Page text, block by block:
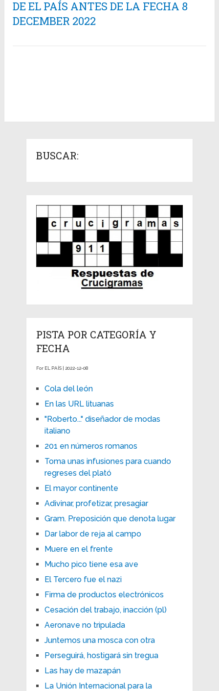
DE EL PAÍS ANTES DE LA FECHA 8
DECEMBER 2022
BUSCAR:
PISTA POR CATEGORÍA Y
FECHA
For EL PAÍS | 2022-12-08
Cola del león
En las URL lituanas
"Roberto..." diseñador de modas
italiano
201 en números romanos
Toma unas infusiones para cuando
regreses del plató
El mayor continente
Adivinar, profetizar, presagiar
Gram. Preposición que denota lugar
Dar labor de reja al campo
Muere en el frente
Mucho pico tiene esa ave
El Tercero fue el nazi
Firma de productos electrónicos
Cesación del trabajo, inacción (pl)
Aeronave no tripulada
Juntemos una mosca con otra
Perseguirá, hostigará sin tregua
Las hay de mazapán
La Unión Internacional para la